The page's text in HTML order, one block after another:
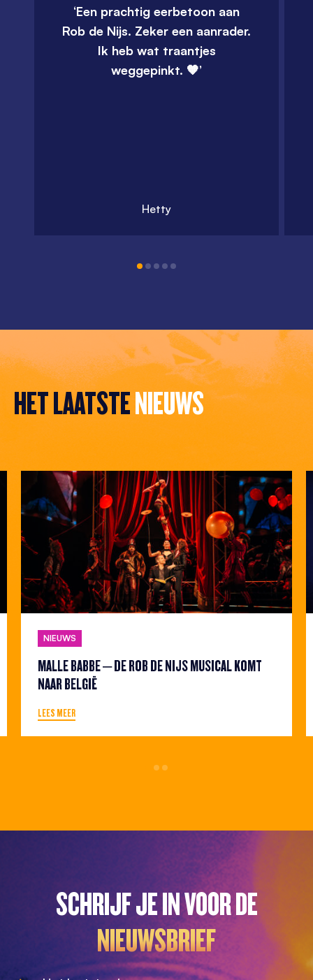
‘Een prachtig eerbetoon aan
Rob de Nijs. Zeker een aanrader.
Ik heb wat traantjes
weggepinkt. 🧡’
Hetty
HET LAATSTENIEUWS
NIEUWS
MALLE BABBE – DE ROB DE NIJS MUSICAL KOMT
NAAR BELGIË
LEES MEER
SCHRIJF JE IN VOOR DE
NIEUWSBRIEF